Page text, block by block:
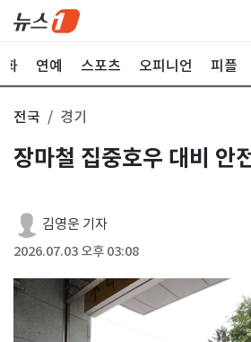
화 연예 스포츠 오피니언 피플
전국 경기
장마철 집중호우 대비 안
김영운 기자
2026.07.03 오후 03:08